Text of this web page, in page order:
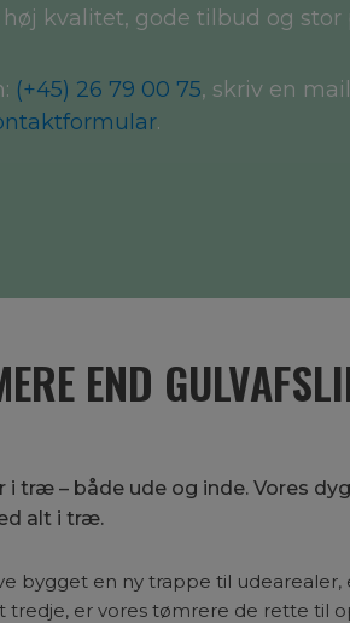
kvalitet, gode tilbud og stor
(+45) 26 79 00 75, skriv en
.
END
i træ – både ude og inde. Vores
alt i træ.
bygget en ny trappe til
tredje, er vores tømrere de rette til